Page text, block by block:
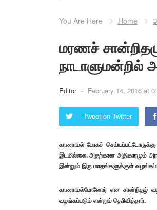
You Are Here Home
மரணச்
நாடாளுமன்றில்
Editor - February 14, 2016 at
Tweet on Twitter
காணாமல் போகச்
இடமில்லை. அதற்கான அதிகாரமும்
இன்னும் இரு மாதங்களுக்குள்
காணாமல்போனோர் என சான்றிதழ்
வழங்கப்படும் என்றும் தெரிவித்தார்.